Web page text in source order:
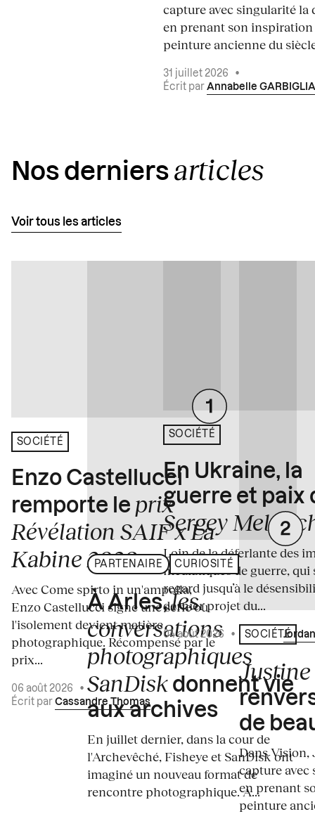
capture avec singularité la
en prenant son inspiration
peinture ancienne du
31 juillet 2026
•
Écrit par Annabelle GARBIGLIA
Nos derniers articles
Voir tous les articles
SOCIÉTÉ
Enzo Castellucci
remporte le prix
Révélation SAIF x La
Kabine 2026
Avec Come spirto in un'ampolla,
Enzo Castellucci signe une série où
l'isolement devient matière
photographique. Récompensé par le
prix...
06 août 2026
•
Écrit par Cassandre Thomas
PARTENAIRE CURIOSITÉ
À Arles,les
conversations
photographiques
SanDisk donnent vie
aux archives
En juillet dernier, dans la cour de
l'Archevêché, Fisheye et SanDisk ont
imaginé un nouveau format de
rencontre photographique. À...
SOCIÉTÉ
En Ukraine, la
guerre et paix
Sergey
Loin de la déferlante des
médiatiques de guerre, qui
regard jusqu’à le
dernier projet du...
04 août 2026 • Écrit par
SOCIÉTÉ
de
Dans
capture avec
en prenant
peinture